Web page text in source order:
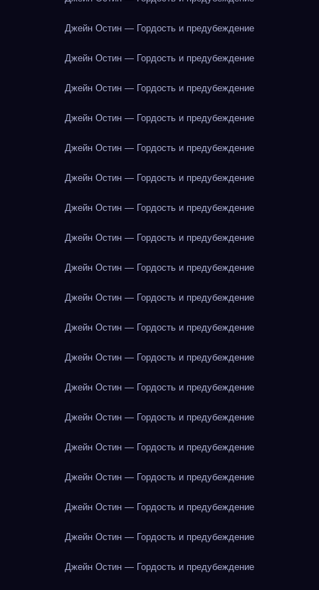
Джейн Остин — Гордость и предубеждение
Джейн Остин — Гордость и предубеждение
Джейн Остин — Гордость и предубеждение
Джейн Остин — Гордость и предубеждение
Джейн Остин — Гордость и предубеждение
Джейн Остин — Гордость и предубеждение
Джейн Остин — Гордость и предубеждение
Джейн Остин — Гордость и предубеждение
Джейн Остин — Гордость и предубеждение
Джейн Остин — Гордость и предубеждение
Джейн Остин — Гордость и предубеждение
Джейн Остин — Гордость и предубеждение
Джейн Остин — Гордость и предубеждение
Джейн Остин — Гордость и предубеждение
Джейн Остин — Гордость и предубеждение
Джейн Остин — Гордость и предубеждение
Джейн Остин — Гордость и предубеждение
Джейн Остин — Гордость и предубеждение
Джейн Остин — Гордость и предубеждение